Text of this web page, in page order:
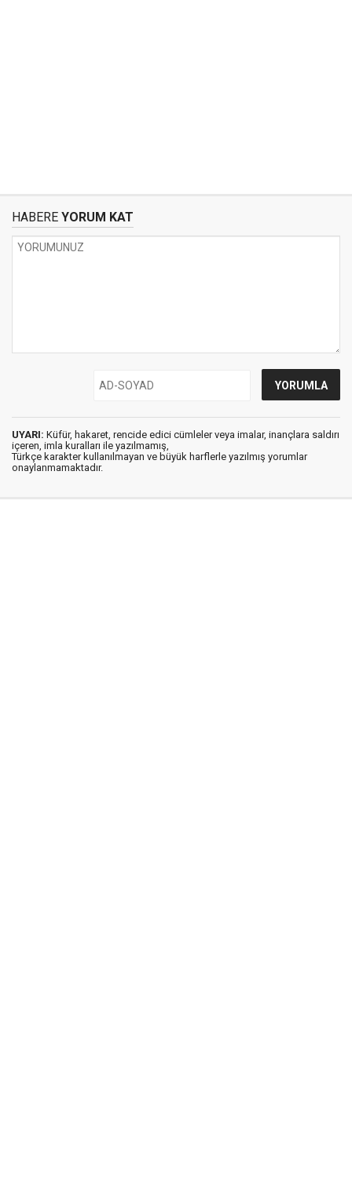
HABERE YORUM KAT
UYARI: Küfür, hakaret, rencide edici cümleler veya imalar, inançlara saldırı
içeren, imla kuralları ile yazılmamış,
Türkçe karakter kullanılmayan ve büyük harflerle yazılmış yorumlar
onaylanmamaktadır.